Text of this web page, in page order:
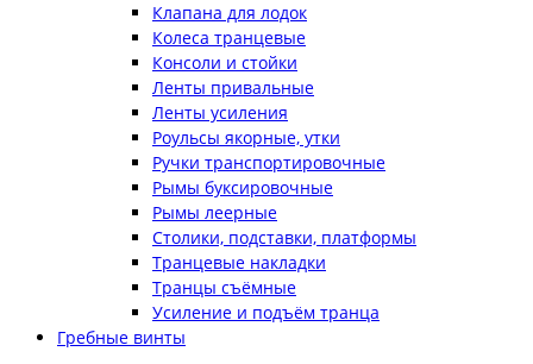
Клапана для лодок
Колеса транцевые
Консоли и стойки
Ленты привальные
Ленты усиления
Роульсы якорные, утки
Ручки транспортировочные
Рымы буксировочные
Рымы леерные
Столики, подставки, платформы
Транцевые накладки
Транцы съёмные
Усиление и подъём транца
Гребные винты